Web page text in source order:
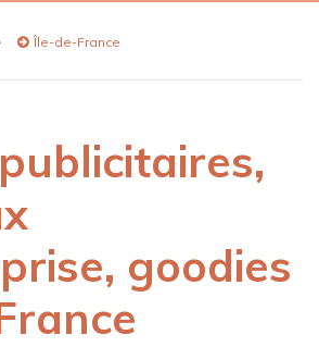
Île-de-France
goodies